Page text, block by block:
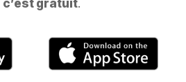
c’est gratuit.